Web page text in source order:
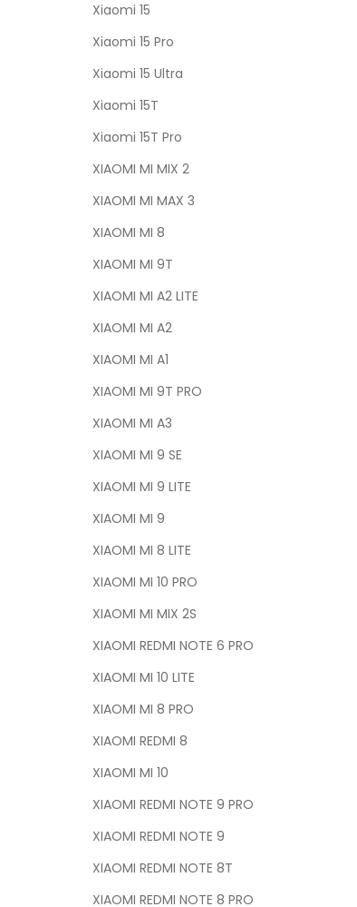
Xiaomi 15
Xiaomi 15 Pro
Xiaomi 15 Ultra
Xiaomi 15T
Xiaomi 15T Pro
XIAOMI MI MIX 2
XIAOMI MI MAX 3
XIAOMI MI 8
XIAOMI MI 9T
XIAOMI MI A2 LITE
XIAOMI MI A2
XIAOMI MI A1
XIAOMI MI 9T PRO
XIAOMI MI A3
XIAOMI MI 9 SE
XIAOMI MI 9 LITE
XIAOMI MI 9
XIAOMI MI 8 LITE
XIAOMI MI 10 PRO
XIAOMI MI MIX 2S
XIAOMI REDMI NOTE 6 PRO
XIAOMI MI 10 LITE
XIAOMI MI 8 PRO
XIAOMI REDMI 8
XIAOMI MI 10
XIAOMI REDMI NOTE 9 PRO
XIAOMI REDMI NOTE 9
XIAOMI REDMI NOTE 8T
XIAOMI REDMI NOTE 8 PRO